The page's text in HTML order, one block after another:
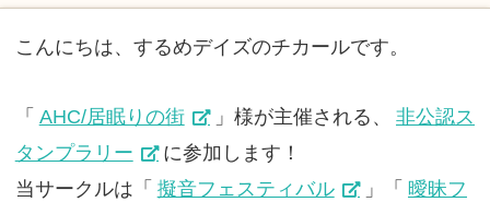
こんにちは、するめデイズのチカールです。
「 AHC/居眠りの街 」様が主催される、
非公認ス
タンプラリー
に参加します！
当サークルは「 擬音フェスティバル 」「 曖昧フ